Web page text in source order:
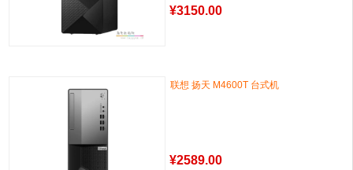
¥3150.00
联想 扬天 M4600T 台式机
¥2589.00